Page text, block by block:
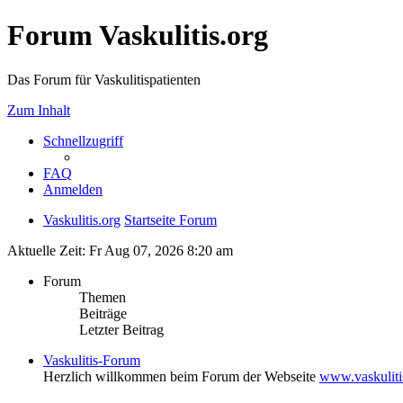
Forum Vaskulitis.org
Das Forum für Vaskulitispatienten
Zum Inhalt
Schnellzugriff
FAQ
Anmelden
Vaskulitis.org Startseite Forum
Aktuelle Zeit: Fr Aug 07, 2026 8:20 am
Forum
Themen
Beiträge
Letzter Beitrag
Vaskulitis-Forum
Herzlich willkommen beim Forum der Webseite